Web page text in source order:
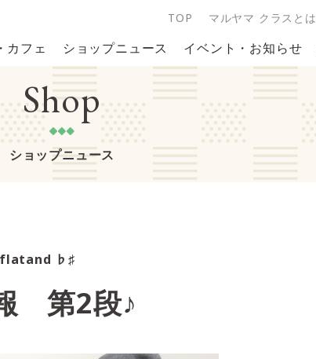
TOP マルヤマ クラスとは
カフェ ショップニュース イベント・お知らせ
Shop
ショップニュース
flatand ♭♯
第2段♪